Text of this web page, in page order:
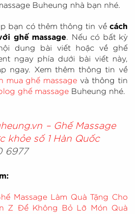
Buheung nhà bạn nhé.
bạn có thêm thông tin về cách
ghế massage. Nếu có bất kỳ
dung bài viết hoặc về ghế
ngay phía dưới bài viết này,
ngay. Xem thêm thông tin về
mua ghế massage và thông tin
ghế massage Buheung nhé.
– Ghế Massage
khỏe số 1 Hàn Quốc
6977
Massage Làm Quà Tặng Cho
Z Để Không Bỏ Lỡ Món Quà